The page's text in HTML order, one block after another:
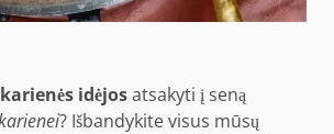
idėjosatsakyti į seną
? Išbandykite visus mūsų